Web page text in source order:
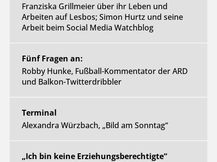
Franziska Grillmeier über ihr Leben und
Arbeiten auf Lesbos; Simon Hurtz und seine
Arbeit beim Social Media Watchblog
Fünf Fragen an:
Robby Hunke, Fußball-Kommentator der ARD
und Balkon-Twitterdribbler
Terminal
Alexandra Würzbach, „Bild am Sonntag“
„Ich bin keine Erziehungsberechtigte“